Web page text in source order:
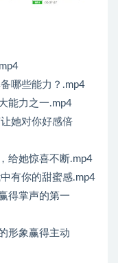
哪些能力？.mp4
能力之一.mp4
她对你好感倍
给她惊喜不断.mp4
有你的甜蜜感.mp4
得掌声的第一
形象赢得主动